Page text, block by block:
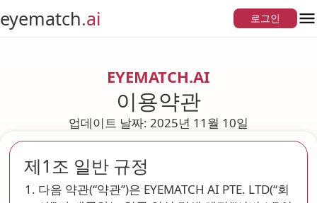
eyematch.ai 로그인
EYEMATCH.AI
이용약관
업데이트 날짜: 2025년 11월 10일
제1조 일반 규정
다음 약관(“약관”)은 EYEMATCH AI PTE. LTD(“회